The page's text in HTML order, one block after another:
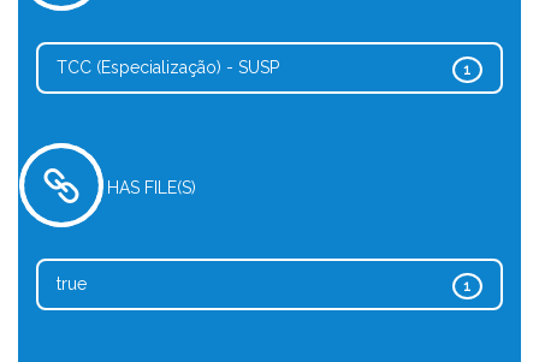
1
TCC (Especialização) - SUSP
HAS FILE(S)
1
true